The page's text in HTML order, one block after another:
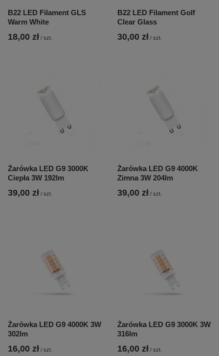
B22 LED Filament GLS
Warm White
18,00 zł / szt.
B22 LED Filament Golf
Clear Glass
30,00 zł / szt.
Żarówka LED G9 3000K
Ciepła 3W 192lm
39,00 zł / szt.
Żarówka LED G9 4000K
Zimna 3W 204lm
39,00 zł / szt.
Żarówka LED G9 4000K 3W
302lm
16,00 zł / szt.
Żarówka LED G9 3000K 3W
316lm
16,00 zł / szt.